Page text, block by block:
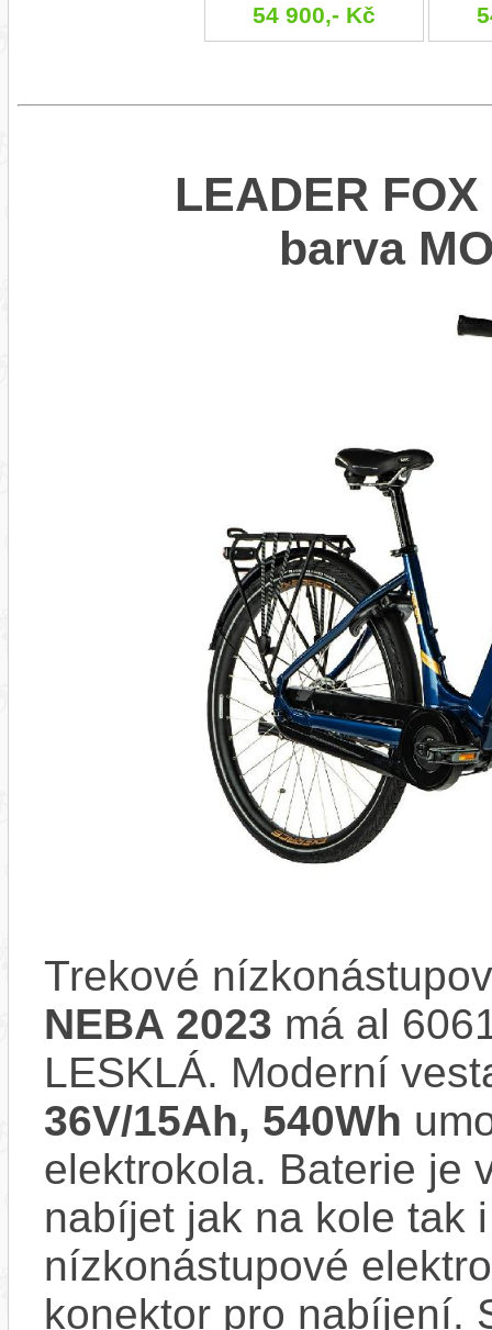
54 900,- Kč
LEADER
barva
Trekové
NEBA 2023 má al
LESKLÁ. Moderní
36V/15Ah, 540Wh
elektrokola. Baterie je
nabíjet jak na kole tak
nízkonástupové
konektor pro nabíjení.